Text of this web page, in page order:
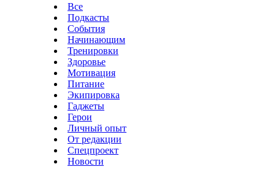
Все
Подкасты
События
Начинающим
Тренировки
Здоровье
Мотивация
Питание
Экипировка
Гаджеты
Герои
Личный опыт
От редакции
Спецпроект
Новости